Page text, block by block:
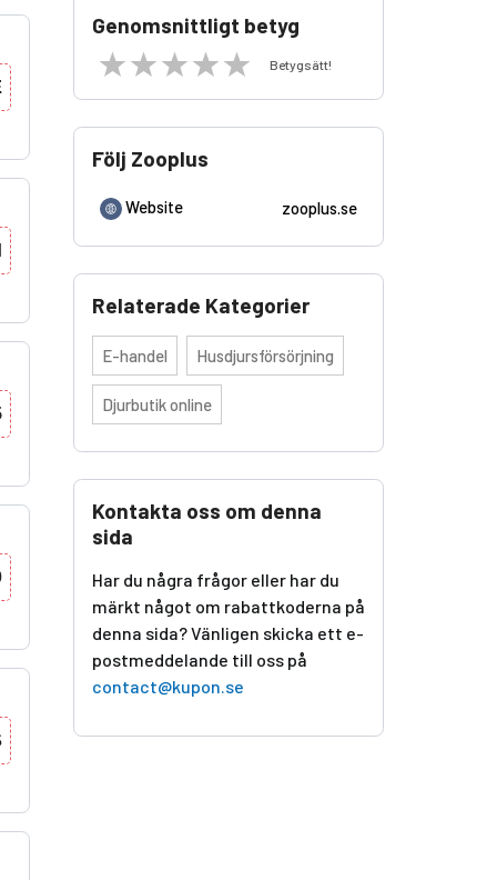
Genomsnittligt betyg
Betygsätt!
Följ Zooplus
Website zooplus.se
Relaterade Kategorier
E-handel Husdjursförsörjning
Djurbutik online
Kontakta oss om denna
sida
Har du några frågor eller har du
märkt något om rabattkoderna på
denna sida? Vänligen skicka ett e-
postmeddelande till oss på
contact@kupon.se